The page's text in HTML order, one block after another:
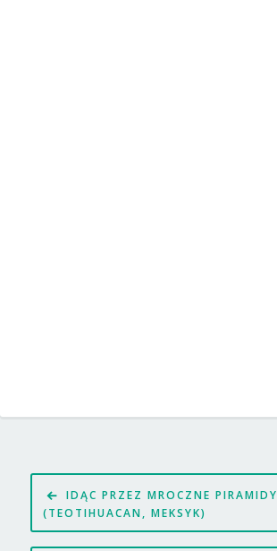
Nawigacja
wpisu
IDĄC PRZEZ MROCZNE PIRAMIDY
(TEOTIHUACAN, MEKSYK)